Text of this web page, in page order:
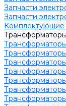
Запчасти
Запчасти
Комплектующие